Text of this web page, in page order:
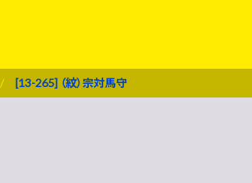
[13-265] （紋）宗対馬守